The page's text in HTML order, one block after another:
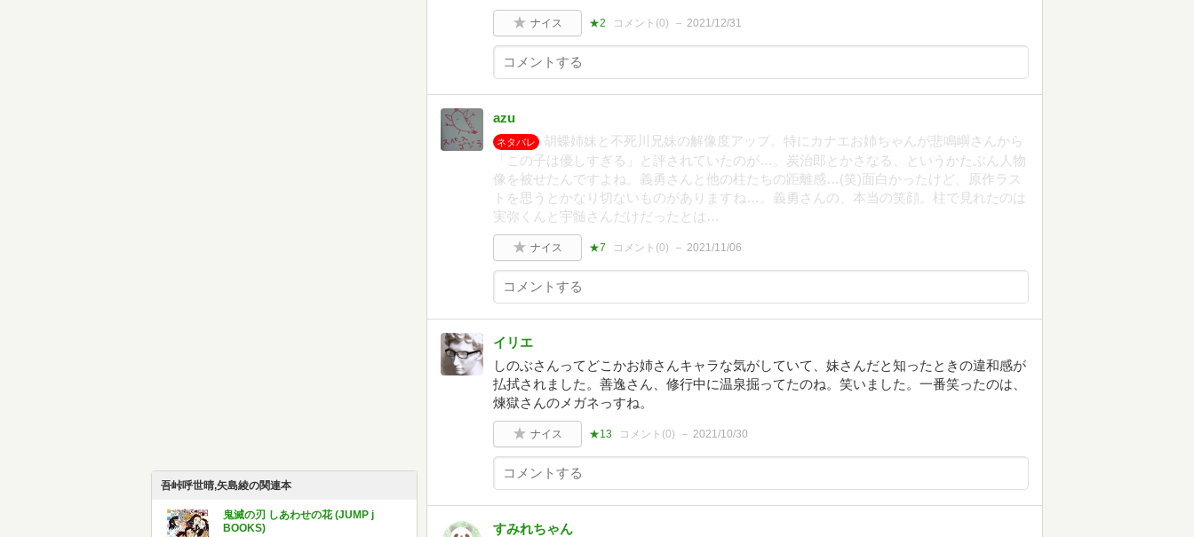
吾峠呼世晴,矢島綾の関連本
鬼滅の刃 しあわせの花 (JUMP j
BOOKS)
ナイス ★2 コメント(0) 2021/12/31
azu
ネタバレ
胡蝶姉妹と不死川兄妹の解像度アップ。特にカナエお姉ちゃんが悲鳴嶼さんから
「この子は優しすぎる」と評されていたのが…。炭治郎とかさなる、というかたぶん人物
像を被せたんですよね。義勇さんと他の柱たちの距離感…(笑)面白かったけど、原作ラス
トを思うとかなり切ないものがありますね…。義勇さんの、本当の笑顔。柱で見れたのは
実弥くんと宇髄さんだけだったとは…
ナイス ★7 コメント(0) 2021/11/06
イリエ
しのぶさんってどこかお姉さんキャラな気がしていて、妹さんだと知ったときの違和感が
払拭されました。善逸さん、修行中に温泉掘ってたのね。笑いました。一番笑ったのは、
煉獄さんのメガネっすね。
ナイス ★13 コメント(0) 2021/10/30
すみれちゃん